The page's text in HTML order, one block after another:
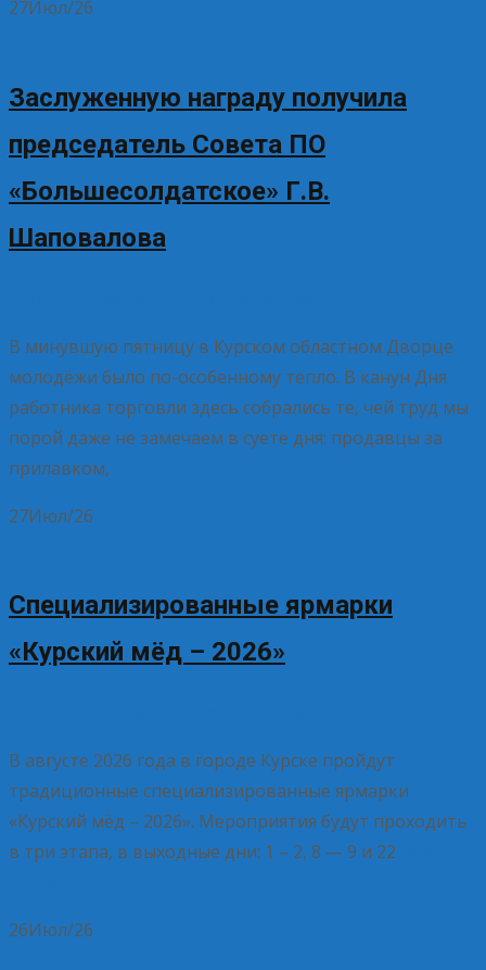
27Июл/26
Заслуженную награду получила
председатель Совета ПО
«Большесолдатское» Г.В.
Шаповалова
В минувшую пятницу в Курском областном Дворце
молодёжи было по-особенному тепло. В канун Дня
работника торговли здесь собрались те, чей труд мы
порой даже не замечаем в суете дня: продавцы за
прилавком,
27Июл/26
Специализированные ярмарки
«Курский мёд – 2026»
В августе 2026 года в городе Курске пройдут
традиционные специализированные ярмарки
«Курский мёд – 2026». Мероприятия будут проходить
в три этапа, в выходные дни: 1 – 2, 8 — 9 и 22
26Июл/26